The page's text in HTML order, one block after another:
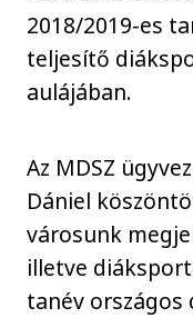
2018/2019-es
teljesítő
aulájában.
Az MDSZ
Dániel
városunk
illetve
tanév